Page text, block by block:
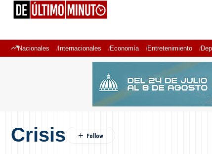
Nacionales Internacionales Economía Entretenimiento
Crisis